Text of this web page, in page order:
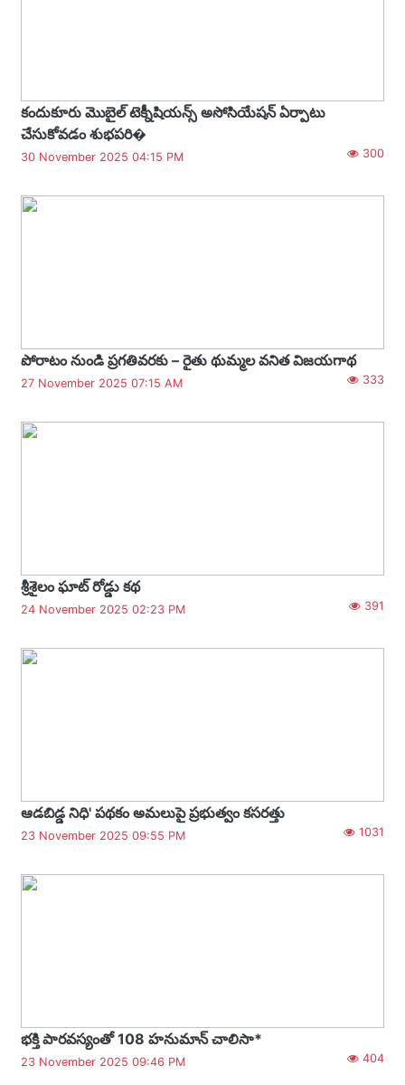
కందుకూరు మొబైల్ టెక్నీషియన్స్ అసోసియేషన్ ఏర్పాటు
చేసుకోవడం శుభపరి�
30 November 2025 04:15 PM 300
పోరాటం నుండి ప్రగతివరకు – రైతు థుమ్మల వనిత విజయగాథ
27 November 2025 07:15 AM 333
శ్రీశైలం ఘాట్ రోడ్డు కథ
24 November 2025 02:23 PM 391
ఆడబిడ్డ నిధి' పథకం అమలుపై ప్రభుత్వం కసరత్తు
23 November 2025 09:55 PM 1031
భక్తి పారవస్యంతో 108 హనుమాన్ చాలిసా*
23 November 2025 09:46 PM 404